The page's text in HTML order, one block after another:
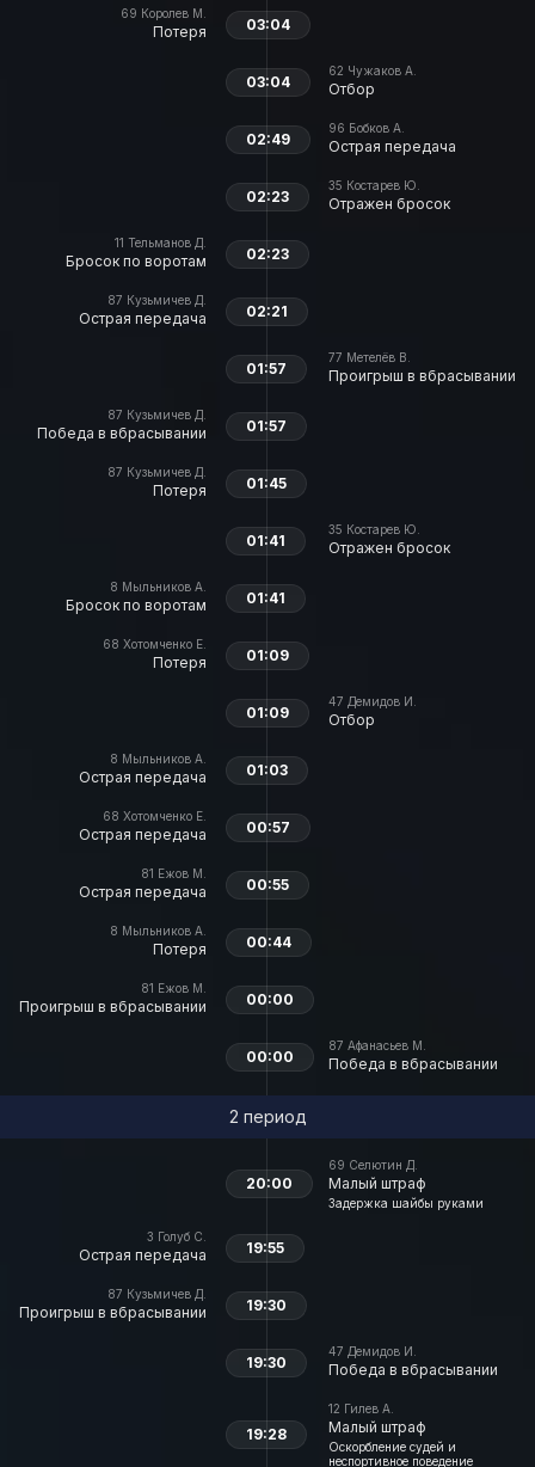
69 Королев М.
Потеря 03:04
62 Чужаков А.
Отбор
03:04
96 Бобков А.
Острая передача
02:49
35 Костарев Ю.
Отражен бросок
02:23
11 Тельманов Д.
Бросок по воротам 02:23
87 Кузьмичев Д.
Острая передача 02:21
77 Метелёв В.
Проигрыш в вбрасывании
01:57
87 Кузьмичев Д.
Победа в вбрасывании 01:57
87 Кузьмичев Д.
Потеря 01:45
35 Костарев Ю.
Отражен бросок
01:41
8 Мыльников А.
Бросок по воротам 01:41
68 Хотомченко Е.
Потеря 01:09
47 Демидов И.
Отбор
01:09
8 Мыльников А.
Острая передача 01:03
68 Хотомченко Е.
Острая передача 00:57
81 Ежов М.
Острая передача 00:55
8 Мыльников А.
Потеря 00:44
81 Ежов М.
Проигрыш в вбрасывании 00:00
87 Афанасьев М.
Победа в вбрасывании
00:00
2 период
69 Селютин Д.
Малый штраф
Задержка шайбы руками
20:00
3 Голуб С.
Острая передача 19:55
87 Кузьмичев Д.
Проигрыш в вбрасывании 19:30
47 Демидов И.
Победа в вбрасывании
19:30
12 Гилев А.
Малый штраф
Оскорбление судей и
неспортивное поведение
19:28